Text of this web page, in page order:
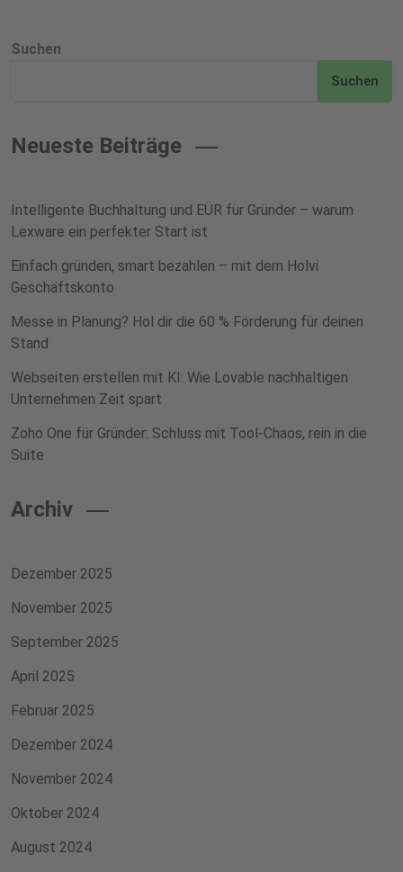
Suchen
Suchen
Neueste Beiträge
Intelligente Buchhaltung und EÜR für Gründer – warum
Lexware ein perfekter Start ist
Einfach gründen, smart bezahlen – mit dem Holvi
Geschäftskonto
Messe in Planung? Hol dir die 60 % Förderung für deinen
Stand
Webseiten erstellen mit KI: Wie Lovable nachhaltigen
Unternehmen Zeit spart
Zoho One für Gründer: Schluss mit Tool-Chaos, rein in die
Suite
Archiv
Dezember 2025
November 2025
September 2025
April 2025
Februar 2025
Dezember 2024
November 2024
Oktober 2024
August 2024